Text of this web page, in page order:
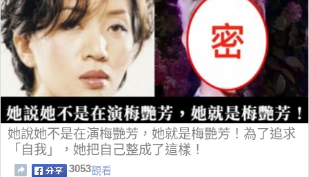
她說她不是在演梅艷芳，她就是梅艷芳！為了追求
「自我」，她把自己整成了這樣！
3053觀看